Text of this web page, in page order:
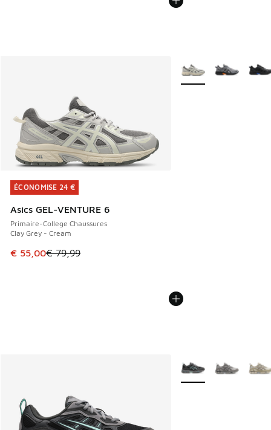
ÉCONOMISE 24 €
Asics GEL-VENTURE 6
Primaire-College Chaussures
Clay Grey - Cream
Cet article est en promotion. Prix en baisse de € 79,99 à
€ 55,00€ 79,99
ÉCONOMISE 24 €
Plus de couleurs
Plus de couleurs